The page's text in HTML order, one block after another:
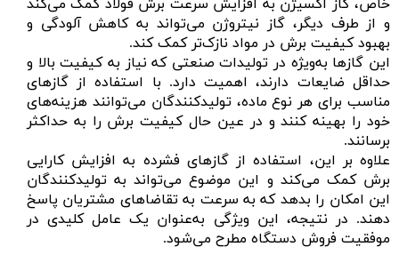
خاص، گاز اکسیژن به افزایش سرعت برش فولاد کمک می‌کند
و از طرف دیگر، گاز نیتروژن می‌تواند به کاهش آلودگی و
بهبود کیفیت برش در مواد نازک‌تر کمک کند.
این گازها به‌ویژه در تولیدات صنعتی که نیاز به کیفیت بالا و
حداقل ضایعات دارند، اهمیت دارد. با استفاده از گازهای
مناسب برای هر نوع ماده، تولیدکنندگان می‌توانند هزینه‌های
خود را بهینه کنند و در عین حال کیفیت برش را به حداکثر
برسانند.
علاوه بر این، استفاده از گازهای فشرده به افزایش کارایی
برش کمک می‌کند و این موضوع می‌تواند به تولیدکنندگان
این امکان را بدهد که به سرعت به تقاضاهای مشتریان پاسخ
دهند. در نتیجه، این ویژگی به‌عنوان یک عامل کلیدی در
موفقیت فروش دستگاه مطرح می‌شود.